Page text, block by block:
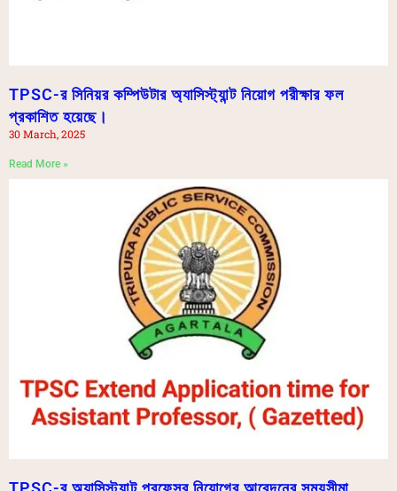
TPSC-র সিনিয়র কম্পিউটার অ্যাসিস্ট্যান্ট নিয়োগ পরীক্ষার ফল
প্রকাশিত হয়েছে।
30 March, 2025
Read More »